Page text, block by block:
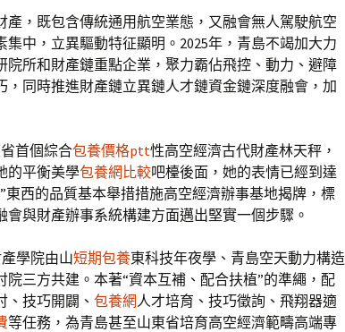
產，既包含傳統通用航空業態，又融會無人駕駛航空
中，立異驅動特征顯明。2025年，青島不竭加大力
院所和財產鏈重點企業，聚力霸佔飛控、動力、避障
，同時推進財產鏈立異鏈人才鏈資金鏈深度融會，加
首個綜合包養價格ptt性高空經濟古代財產林天秤，
的平衡美學包養網比較吧檯後面，她的表情已經到達
東西的品質基本舉措措施高空經濟辦事基地揭牌，標
與財產辦事系統構建方面邁出堅實一個步驟。
學院由山短期包養東科技年夜學、青島空天動力構造
三方共建。本著“資本互補、配合扶植”的準繩，配
技巧開闢、 包養網人才培育、技巧徵詢、飛翔器適
等任務，為青島甚至山東省培育高空經濟範疇高端專